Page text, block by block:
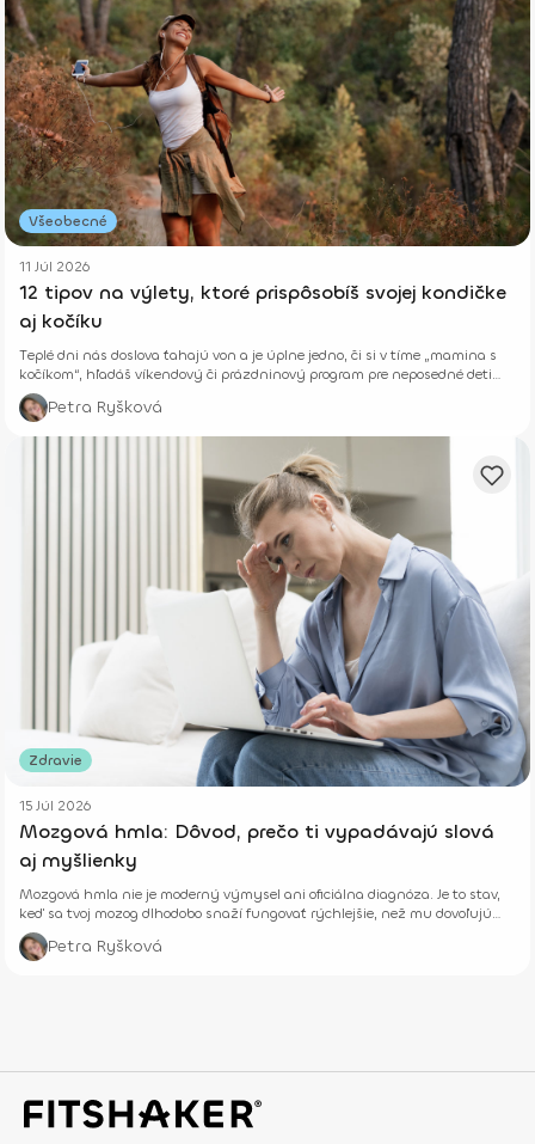
Všeobecné
11 Júl 2026
12 tipov na výlety, ktoré prispôsobíš svojej kondičke
aj kočíku
Teplé dni nás doslova ťahajú von a je úplne jedno, či si v tíme „mamina s
kočíkom“, hľadáš víkendový či prázdninový program pre neposedné deti
alebo si len chceš vyvetrať hlavu s kamoškou, či partnerom.
Petra Ryšková
Zdravie
15 Júl 2026
Mozgová hmla: Dôvod, prečo ti vypadávajú slová
aj myšlienky
Mozgová hmla nie je moderný výmysel ani oficiálna diagnóza. Je to stav,
keď sa tvoj mozog dlhodobo snaží fungovať rýchlejšie, než mu dovoľujú
jeho biologické limity.
Petra Ryšková